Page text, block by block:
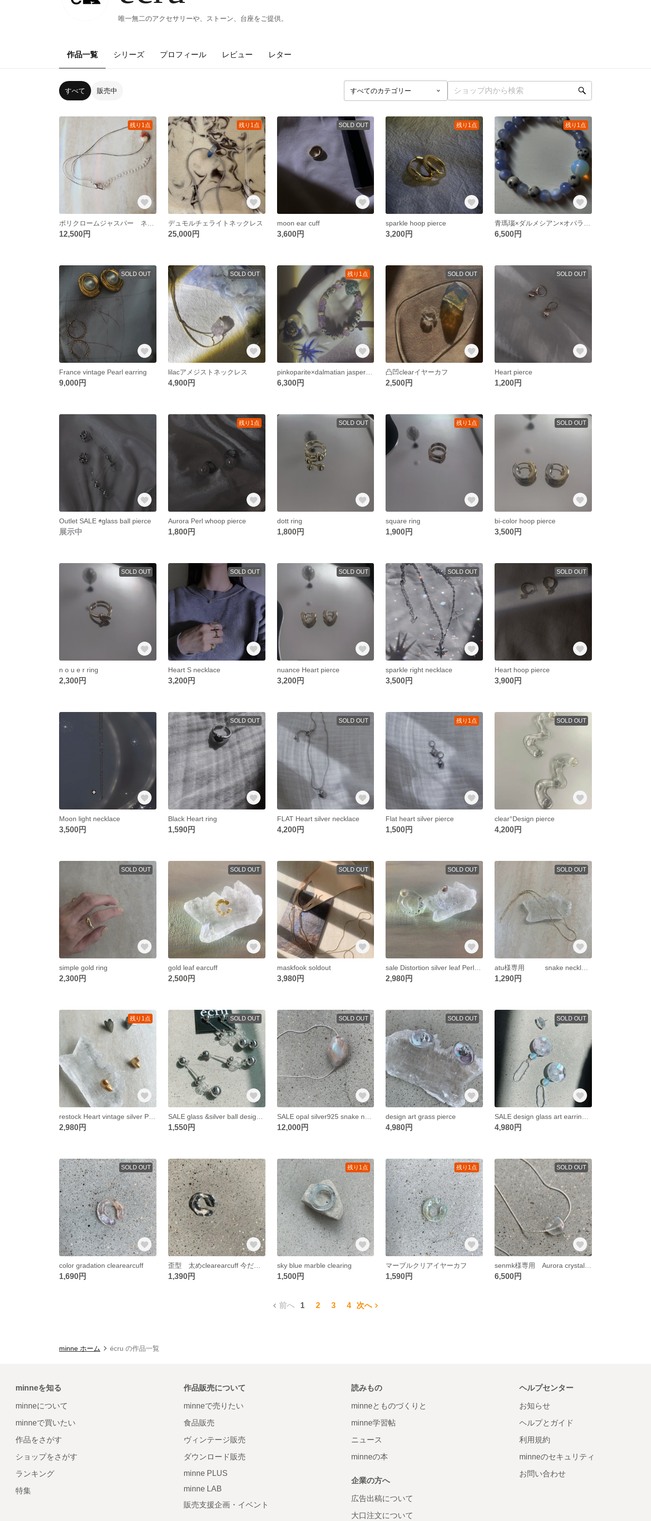
唯一無二のアクセサリーや、ストーン、台座をご提供。
作品一覧 シリーズ プロフィール レビュー レター
すべて 販売中
残り1点
12,500円
残り1点
デュモルチェライトネックレス
25,000円
SOLD OUT
moon ear cuff
3,600円
残り1点
sparkle hoop pierce
3,200円
残り1点
6,500円
SOLD OUT
France vintage Pearl earring
9,000円
SOLD OUT
lilacアメジストネックレス
4,900円
残り1点
pinkoparite×dalmatian jasper×cyanspotstone 天然石ブレスレット
6,300円
SOLD OUT
凸凹clearイヤーカフ
2,500円
SOLD OUT
Heart pierce
1,200円
Outlet SALE ◉glass ball pierce
展示中
残り1点
Aurora Perl whoop pierce
1,800円
SOLD OUT
dott ring
1,800円
残り1点
square ring
1,900円
SOLD OUT
bi-color hoop pierce
3,500円
SOLD OUT
n o u e r ring
2,300円
SOLD OUT
Heart S necklace
3,200円
SOLD OUT
nuance Heart pierce
3,200円
SOLD OUT
sparkle right necklace
3,500円
SOLD OUT
Heart hoop pierce
3,900円
Moon light necklace
3,500円
SOLD OUT
Black Heart ring
1,590円
SOLD OUT
FLAT Heart silver necklace
4,200円
残り1点
Flat heart silver pierce
1,500円
SOLD OUT
clear°Design pierce
4,200円
SOLD OUT
simple gold ring
2,300円
SOLD OUT
gold leaf earcuff
2,500円
SOLD OUT
maskfook soldout
3,980円
SOLD OUT
2,980円
SOLD OUT
1,290円
残り1点
2,980円
SOLD OUT
1,550円
SOLD OUT
12,000円
SOLD OUT
design art grass pierce
4,980円
SOLD OUT
4,980円
SOLD OUT
color gradation clearearcuff
1,690円
歪型 太めclearearcuff 今だけ！ 1500↪︎1390
1,390円
残り1点
sky blue marble clearing
1,500円
残り1点
マーブルクリアイヤーカフ
1,590円
SOLD OUT
6,500円
前へ 1 2 3 4 次へ
minne ホーム écru の作品一覧
minneを知る
minneについて
minneで買いたい
作品をさがす
ショップをさがす
ランキング
特集
作品販売について
minneで売りたい
食品販売
ヴィンテージ販売
ダウンロード販売
minne PLUS
minne LAB
販売支援企画・イベント
読みもの
minneとものづくりと
minne学習帖
ニュース
minneの本
企業の方へ
広告出稿について
大口注文について
ヘルプセンター
お知らせ
ヘルプとガイド
利用規約
minneのセキュリティ
お問い合わせ